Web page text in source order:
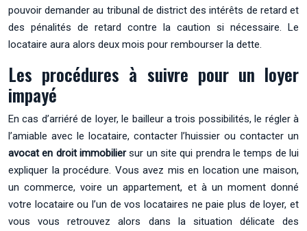
pouvoir demander au tribunal de district des intérêts de retard et
des pénalités de retard contre la caution si nécessaire. Le
locataire aura alors deux mois pour rembourser la dette.
Les procédures à suivre pour un loyer
impayé
En cas d’arriéré de loyer, le bailleur a trois possibilités, le régler à
l’amiable avec le locataire, contacter l’huissier ou contacter un
avocat en droit immobiliersur un site qui prendra le temps de lui
expliquer la procédure. Vous avez mis en location une maison,
un commerce, voire un appartement, et à un moment donné
votre locataire ou l’un de vos locataires ne paie plus de loyer, et
vous vous retrouvez alors dans la situation délicate des